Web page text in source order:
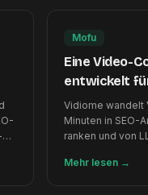
Mofu
Eine Video-
entwickelt
Vidiome wandelt
Minuten in SEO-
ranken und von
Mehr lesen →